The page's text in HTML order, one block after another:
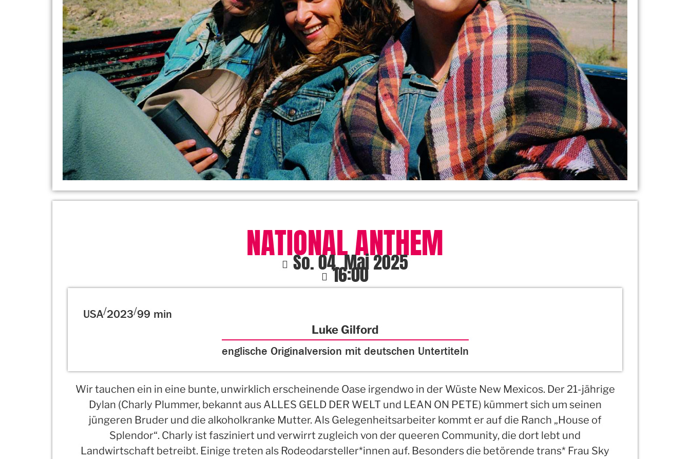
NATIONAL ANTHEM
So. 04. Mai 2025
16:00
USA/2023/99 min
Luke Gilford
englische Originalversion mit deutschen Untertiteln
Wir tauchen ein in eine bunte, unwirklich erscheinende Oase irgendwo in der Wüste New Mexicos. Der 21-jährige
Dylan (Charly Plummer, bekannt aus ALLES GELD DER WELT und LEAN ON PETE) kümmert sich um seinen
jüngeren Bruder und die alkoholkranke Mutter. Als Gelegenheitsarbeiter kommt er auf die Ranch „House of
Splendor“. Charly ist fasziniert und verwirrt zugleich von der queeren Community, die dort lebt und
Landwirtschaft betreibt. Einige treten als Rodeodarsteller*innen auf. Besonders die betörende trans* Frau Sky